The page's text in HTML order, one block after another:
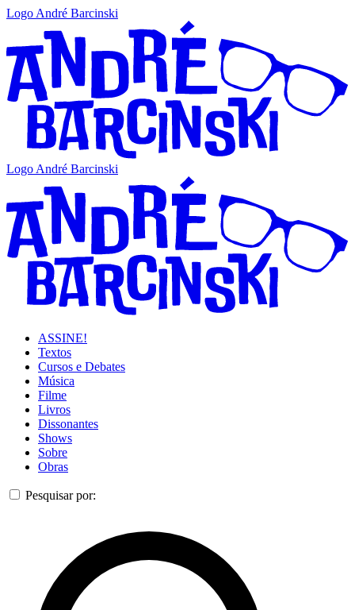
Logo André Barcinski
Logo André Barcinski
ASSINE!
Textos
Cursos e Debates
Música
Filme
Livros
Dissonantes
Shows
Sobre
Obras
Pesquisar por: